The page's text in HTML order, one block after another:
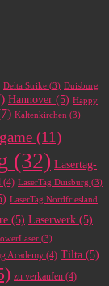
Delta Strike (3) Duisburg
Hannover (5) Happy
Kaltenkirchen (3)
(11)
(32) Lasertag-
(4) LaserTag Duisburg (3)
LaserTag Nordfriesland
(5) Laserwerk (5)
(3)
Academy (4) Tilta (5)
zu verkaufen (4)